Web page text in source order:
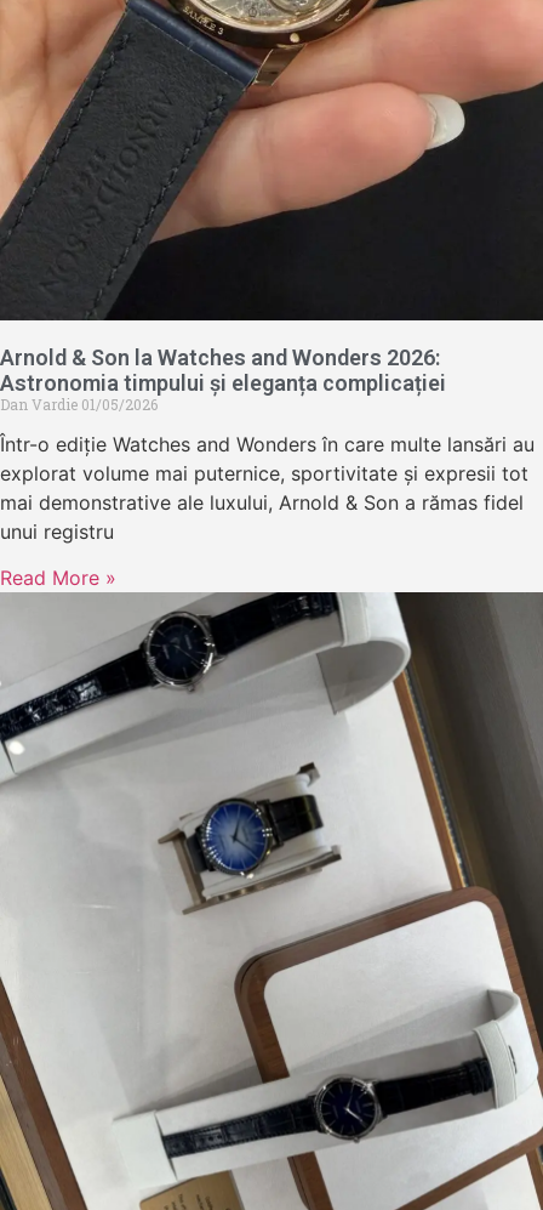
Arnold & Son la Watches and Wonders 2026:
Astronomia timpului și eleganța complicației
Dan Vardie 01/05/2026
Într-o ediție Watches and Wonders în care multe lansări au
explorat volume mai puternice, sportivitate și expresii tot
mai demonstrative ale luxului, Arnold & Son a rămas fidel
unui registru
Read More »